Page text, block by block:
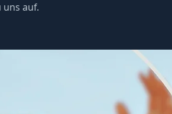
uns auf.